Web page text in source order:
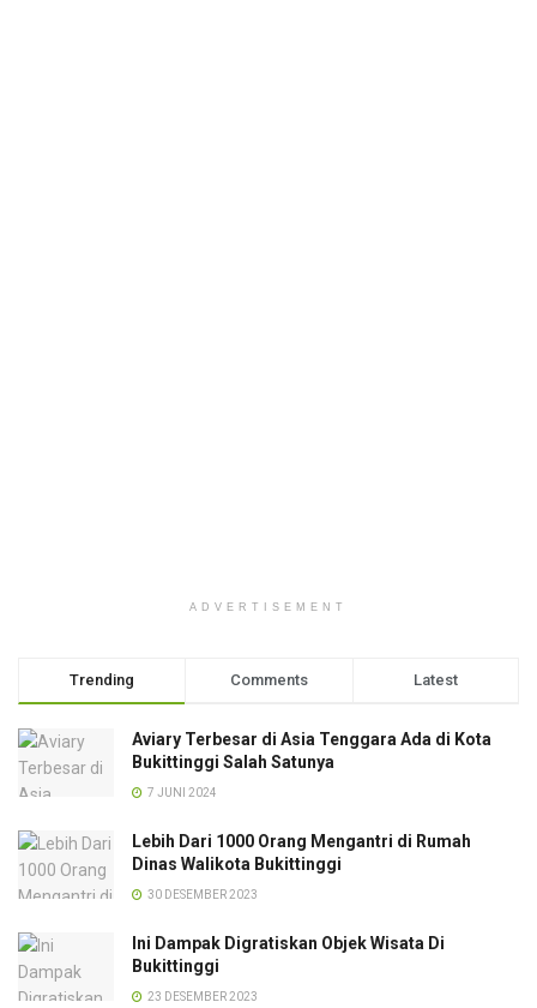
ADVERTISEMENT
Trending Comments Latest
Aviary Terbesar di Asia Tenggara Ada di Kota
Bukittinggi Salah Satunya
7 JUNI 2024
Lebih Dari 1000 Orang Mengantri di Rumah
Dinas Walikota Bukittinggi
30 DESEMBER 2023
Ini Dampak Digratiskan Objek Wisata Di
Bukittinggi
23 DESEMBER 2023